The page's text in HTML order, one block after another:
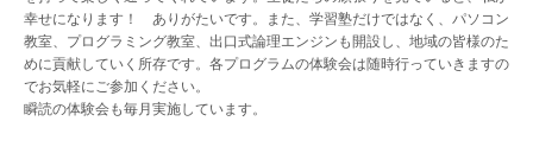
幸せになります！ ありがたいです。また、学習塾だけではなく、パソコン
教室、プログラミング教室、出口式論理エンジンも開設し、地域の皆様のた
めに貢献していく所存です。各プログラムの体験会は随時行っていきますの
でお気軽にご参加ください。
瞬読の体験会も毎月実施しています。